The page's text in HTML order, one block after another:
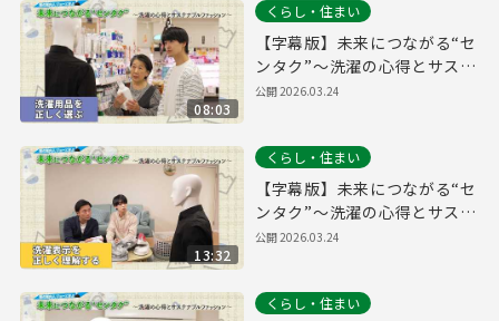
08:03
くらし・住まい
【字幕版】未来につながる“セ
ンタク”～洗濯の心得とサステ
ナブルファッション～【洗濯
公開2026.03.24
13:32
くらし・住まい
【字幕版】未来につながる“セ
ンタク”～洗濯の心得とサステ
ナブルファッション～【洗濯
公開2026.03.24
くらし・住まい